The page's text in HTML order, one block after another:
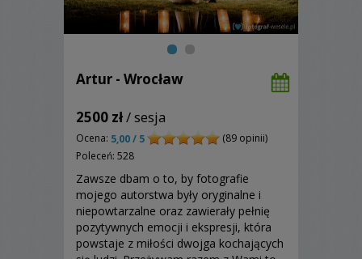
Artur - Wrocław
2500 zł/ sesja
Ocena: 5,00 / 5
(89 opinii)
Poleceń: 528
Zawsze dbam o to, by fotografie
mojego autorstwa były oryginalne i
niepowtarzalne oraz zawierały pełnię
pozytywnych emocji i ekspresji, która
powstaje z miłości dwojga kochających